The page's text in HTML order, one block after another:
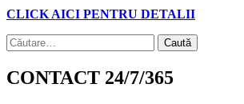
CLICK AICI PENTRU DETALII
Caută
după:
CONTACT 24/7/365